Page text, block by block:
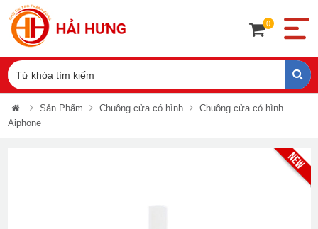
0
Sản Phẩm Chuông cửa có hình
Chuông cửa có hình
Aiphone